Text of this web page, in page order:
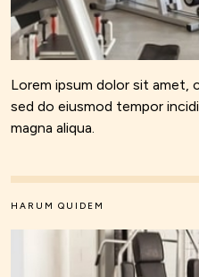
Lorem ipsum dolor sit amet,
sed do eiusmod tempor
magna aliqua.
HARUM QUIDEM